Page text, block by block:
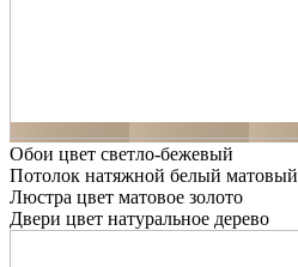
Обои цвет светло-бежевый
Потолок натяжной белый матовый
Люстра цвет матовое золото
Двери цвет натуральное дерево